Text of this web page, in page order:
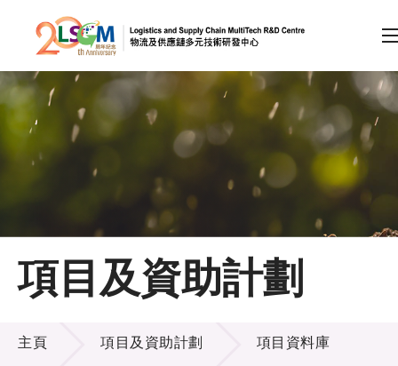
跳到內容（按回車鍵）
會員登入
A A EN 繁 简
主頁
關於LSCM
技術商品化
項目及資助計劃
項目及資助計劃
主頁 項目及資助計劃 項目資料庫